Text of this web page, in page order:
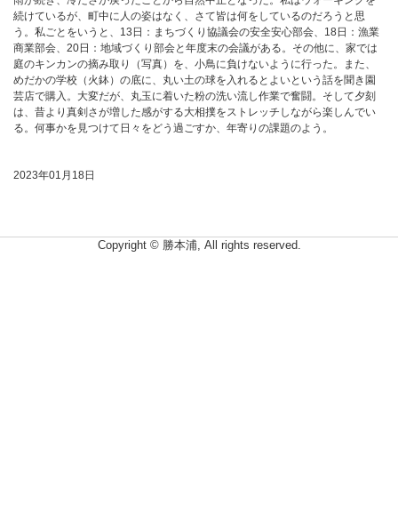
続けているが、町中に人の姿はなく、さて皆は何をしているのだろうと思
う。私ごとをいうと、13日：まちづくり協議会の安全安心部会、18日：漁業
商業部会、20日：地域づくり部会と年度末の会議がある。その他に、家では
庭のキンカンの摘み取り（写真）を、小鳥に負けないように行った。また、
めだかの学校（火鉢）の底に、丸い土の球を入れるとよいという話を聞き園
芸店で購入。大変だが、丸玉に着いた粉の洗い流し作業で奮闘。そして夕刻
は、昔より真剣さが増した感がする大相撲をストレッチしながら楽しんでい
る。何事かを見つけて日々をどう過ごすか、年寄りの課題のよう。
2023年01月18日
Copyright © 勝本浦, All rights reserved.